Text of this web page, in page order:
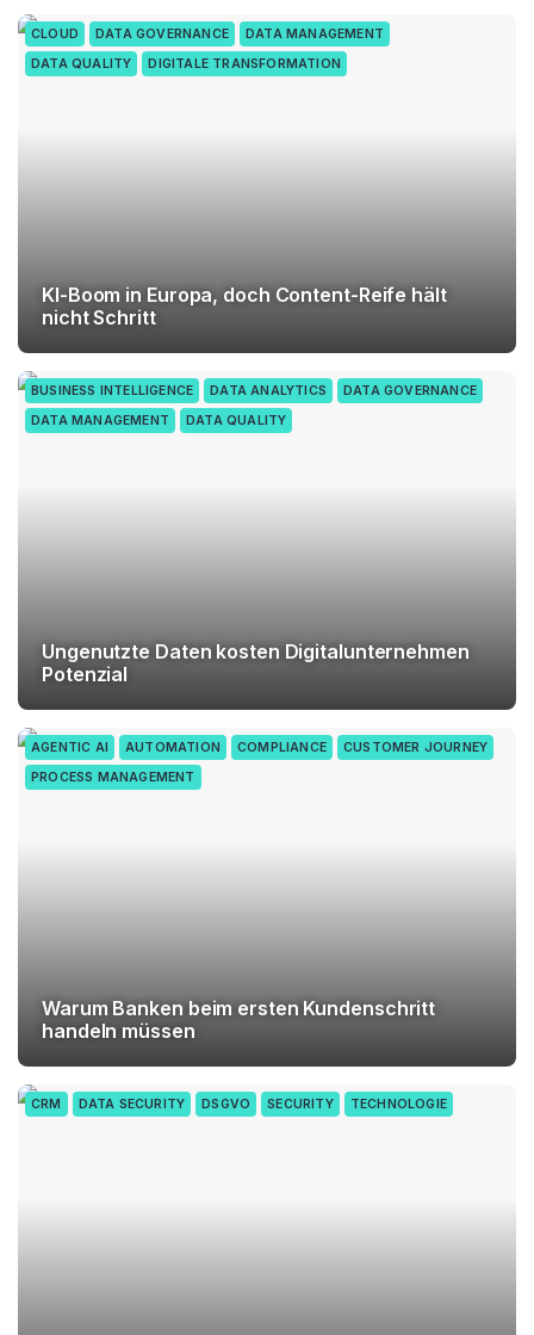
CLOUD DATA GOVERNANCE
DATA MANAGEMENT
DATA QUALITY
DIGITALE TRANSFORMATION
KI-Boom in Europa, doch Content-Reife hält
nicht Schritt
BUSINESS INTELLIGENCE DATA ANALYTICS
DATA GOVERNANCE
DATA MANAGEMENT
DATA QUALITY
Ungenutzte Daten kosten Digitalunternehmen
Potenzial
AGENTIC AI AUTOMATION COMPLIANCE
CUSTOMER JOURNEY
PROCESS MANAGEMENT
Warum Banken beim ersten Kundenschritt
handeln müssen
CRM DATA SECURITY DSGVO SECURITY TECHNOLOGIE